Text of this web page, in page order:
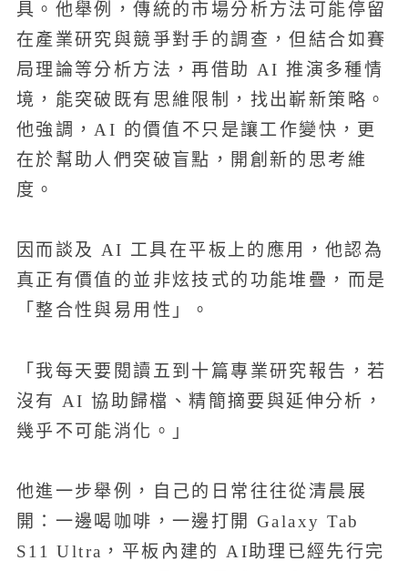
具。他舉例，傳統的市場分析方法可能停留
在產業研究與競爭對手的調查，但結合如賽
局理論等分析方法，再借助 AI 推演多種情
境，能突破既有思維限制，找出嶄新策略。
他強調，AI 的價值不只是讓工作變快，更
在於幫助人們突破盲點，開創新的思考維
度。
因而談及 AI 工具在平板上的應用，他認為
真正有價值的並非炫技式的功能堆疊，而是
「整合性與易用性」。
「我每天要閱讀五到十篇專業研究報告，若
沒有 AI 協助歸檔、精簡摘要與延伸分析，
幾乎不可能消化。」
他進一步舉例，自己的日常往往從清晨展
開：一邊喝咖啡，一邊打開 Galaxy Tab
S11 Ultra，平板內建的 AI助理已經先行完